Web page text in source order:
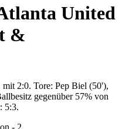
United
&
2:0. Tore: Pep Biel (50'),
gegenüber 57% von
5:3.
- 2